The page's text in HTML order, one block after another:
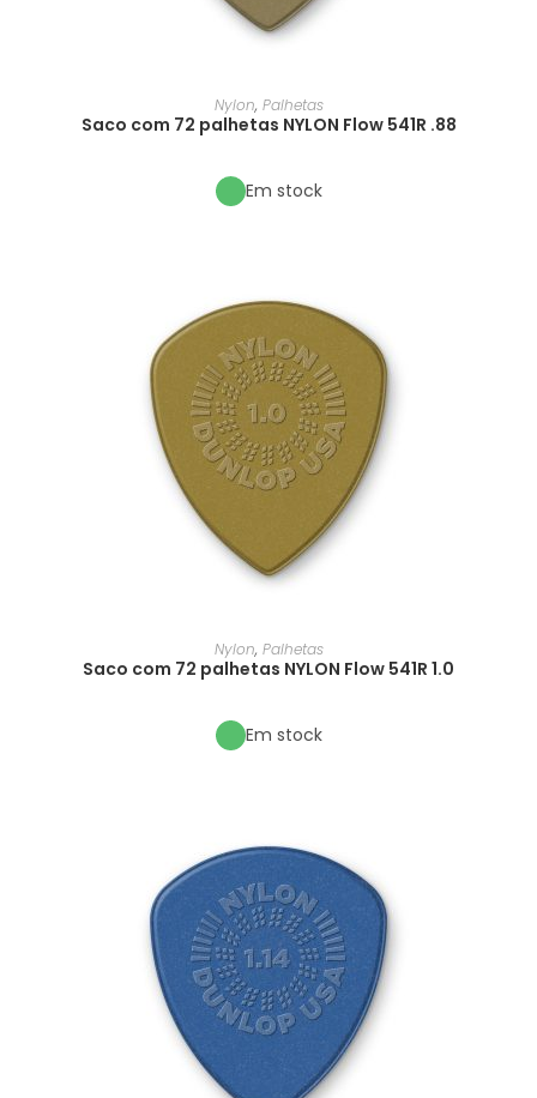
Nylon, Palhetas
Saco com 72 palhetas NYLON Flow 541R .88
Em stock
Nylon, Palhetas
Saco com 72 palhetas NYLON Flow 541R 1.0
Em stock